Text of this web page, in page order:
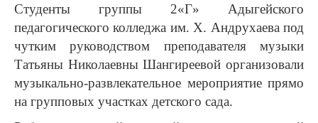
Студенты группы 2«Г» Адыгейского
педагогического колледжа им. Х. Андрухаева под
чутким руководством преподавателя музыки
Татьяны Николаевны Шангиреевой организовали
музыкально-развлекательное мероприятие прямо
на групповых участках детского сада.